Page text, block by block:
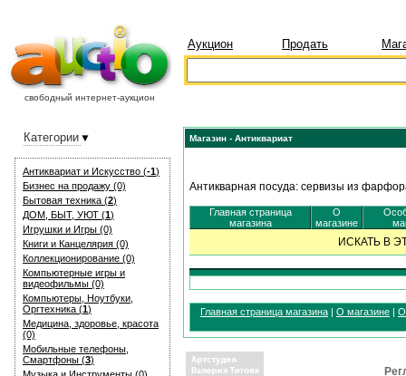
свободный интернет-аукцион
Аукцион Продать
Антиквариат и Искуcство (-1)
Бизнес на продажу (0)
Бытовая техника (2)
ДОМ, БЫТ, УЮТ (1)
Игрушки и Игры (0)
Книги и Канцелярия (0)
Коллекционирование (0)
Компьютерные игры и
видеофильмы (0)
Компьютеры, Ноутбуки,
Оргтехника (1)
Медицина, здоровье, красота
(0)
Мобильные телефоны,
Смартфоны (3)
Категории Магазин - Антиквариат
Антикварная посуда: сервизы из
Главная страница
магазина
О
магазине
ИСКАТЬ В
Главная страница магазина | О магазине |